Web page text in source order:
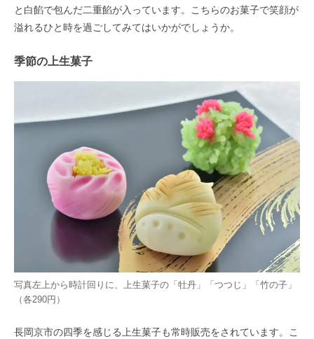
と白餡で包んだ二重餡が入っています。こちらのお菓子で笑顔が
溢れるひと時を過ごしてみてはいかがでしょうか。
季節の上生菓子
写真左上から時計回りに、上生菓子の「牡丹」「つつじ」「竹の子」
（各290円）
長岡京市の四季を感じる上生菓子も常時販売をされています。こ